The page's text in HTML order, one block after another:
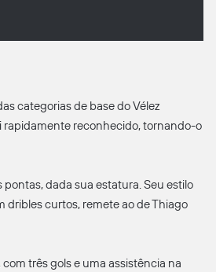
categorias de base do Vélez
rapidamente reconhecido, tornando-o
dada sua estatura. Seu estilo
dribles curtos, remete ao de Thiago
três gols e uma assistência na